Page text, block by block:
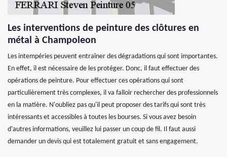
Les interventions de peinture des clôtures en
métal à Champoleon
Les intempéries peuvent entraîner des dégradations qui sont importantes.
En effet, il est nécessaire de les protéger. Donc, il faut effectuer des
opérations de peinture. Pour effectuer ces opérations qui sont
particulièrement très complexes, il va falloir rechercher des professionnels
en la matière. N'oubliez pas qu'il peut proposer des tarifs qui sont très
intéressants et accessibles à toutes les bourses. Si vous avez besoin
d'autres informations, veuillez lui passer un coup de fil. Il faut aussi
demander un devis qui est totalement gratuit et sans engagement.